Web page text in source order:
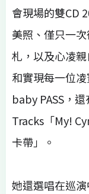
會現場的雙CD
美照、僅只一
札，以及心凌
和實現每一位
baby PASS，
Tracks「My!
卡帶」。
她還選唱在巡